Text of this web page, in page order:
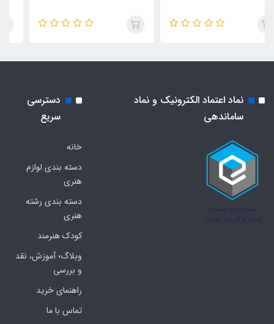
نماد اعتماد الکترونیک و نماد
ساماندهی
دسترسی
سریع
خانه
دسته بندی لوازم
هنری
دسته بندی رشته
هنری
کودک هنرمند
وبلاگ؛ آموزش، نقد
و بررسی
راهنمای خرید
تماس با ما